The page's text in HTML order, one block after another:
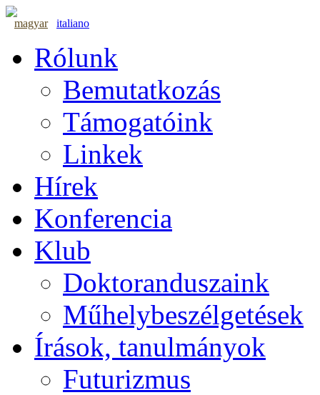
magyar italiano
Rólunk
Bemutatkozás
Támogatóink
Linkek
Hírek
Konferencia
Klub
Doktoranduszaink
Műhelybeszélgetések
Írások, tanulmányok
Futurizmus